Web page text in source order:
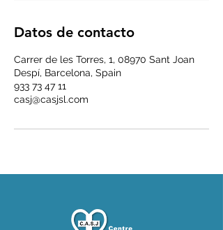
Datos de contacto
Carrer de les Torres, 1, 08970 Sant Joan
Despí, Barcelona, Spain
933 73 47 11
casj@casjsl.com